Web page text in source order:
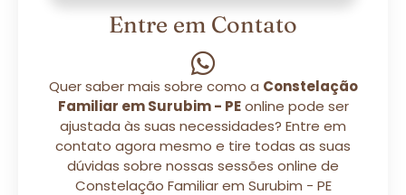
Entre em Contato
Quer saber mais sobre como a Constelação
Familiar em Surubim - PEonline pode ser
ajustada às suas necessidades? Entre em
contato agora mesmo e tire todas as suas
dúvidas sobre nossas sessões online de
Constelação Familiar em Surubim - PE